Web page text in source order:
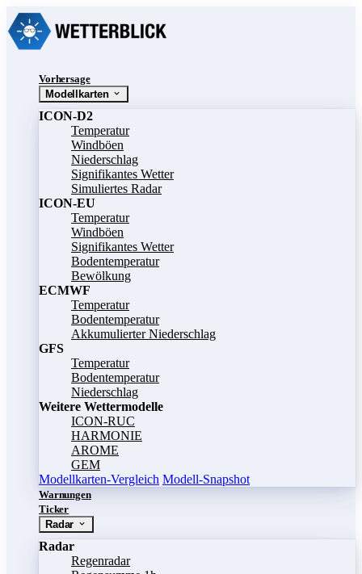
Vorhersage
Modellkarten
ICON-D2
Temperatur
Windböen
Niederschlag
Signifikantes Wetter
Simuliertes Radar
ICON-EU
Temperatur
Windböen
Signifikantes Wetter
Bodentemperatur
Bewölkung
ECMWF
Temperatur
Bodentemperatur
Akkumulierter Niederschlag
GFS
Temperatur
Bodentemperatur
Niederschlag
Weitere Wettermodelle
ICON-RUC
HARMONIE
AROME
GEM
Modellkarten-Vergleich Modell-Snapshot
Warnungen
Ticker
Radar
Radar
Regenradar